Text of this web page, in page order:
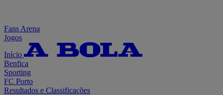
Fans Arena
Jogos
Início
Benfica
Sporting
FC Porto
Resultados e Classificações